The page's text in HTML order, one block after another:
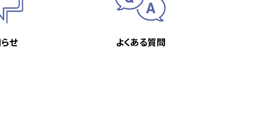
せ よくある質問